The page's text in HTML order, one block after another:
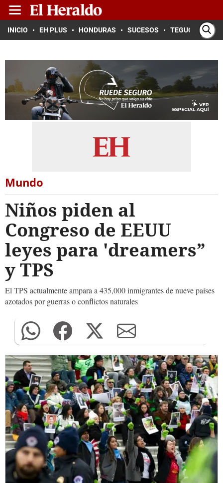
INICIO EH PLUS HONDURAS SUCESOS TEGUCIGALPA
Mundo
Niños piden al
Congreso de EEUU
leyes para 'dreamers”
y TPS
El TPS actualmente ampara a 435,000 inmigrantes de nueve países
azotados por guerras o conflictos naturales